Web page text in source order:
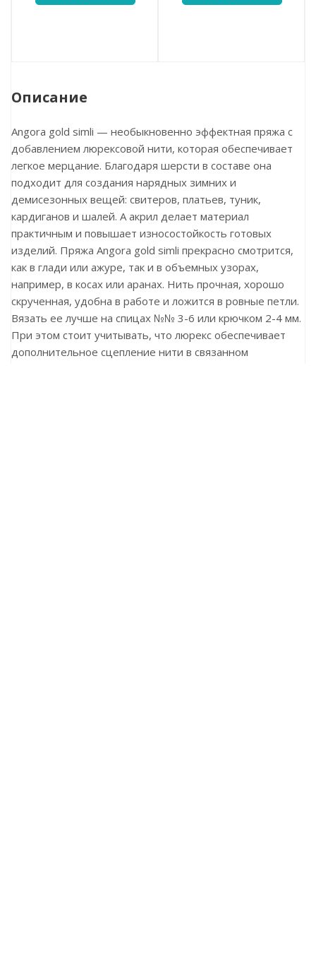
Описание
Angora gold simli — необыкновенно эффектная пряжа с
добавлением люрексовой нити, которая обеспечивает
легкое мерцание. Благодаря шерсти в составе она
подходит для создания нарядных зимних и
демисезонных вещей: свитеров, платьев, туник,
кардиганов и шалей. А акрил делает материал
практичным и повышает износостойкость готовых
изделий. Пряжа Angora gold simli прекрасно смотрится,
как в глади или ажуре, так и в объемных узорах,
например, в косах или аранах. Нить прочная, хорошо
скрученная, удобна в работе и ложится в ровные петли.
Вязать ее лучше на спицах №№ 3-6 или крючком 2-4 мм.
При этом стоит учитывать, что люрекс обеспечивает
дополнительное сцепление нити в связанном